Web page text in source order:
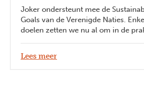
Joker ondersteunt mee de
Goals van de Verenigde Naties.
doelen zetten we nu al om in de
Lees meer